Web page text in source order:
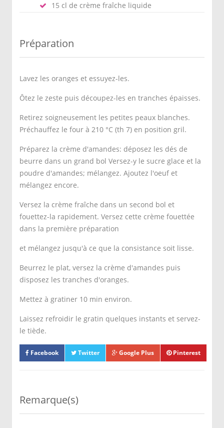
15 cl de crème fraîche liquide
Préparation
Lavez les oranges et essuyez-les.
Ôtez le zeste puis découpez-les en tranches épaisses.
Retirez soigneusement les petites peaux blanches.
Préchauffez le four à 210 °C (th 7) en position gril.
Préparez la crème d'amandes: déposez les dés de
beurre dans un grand bol Versez-y le sucre glace et la
poudre d'amandes; mélangez. Ajoutez l'oeuf et
mélangez encore.
Versez la crème fraîche dans un second bol et
fouettez-la rapidement. Versez cette crème fouettée
dans la première préparation
et mélangez jusqu'à ce que la consistance soit lisse.
Beurrez le plat, versez la crème d'amandes puis
disposez les tranches d'oranges.
Mettez à gratiner 10 min environ.
Laissez refroidir le gratin quelques instants et servez-
le tiède.
Facebook Twitter Google Plus Pinterest
Remarque(s)